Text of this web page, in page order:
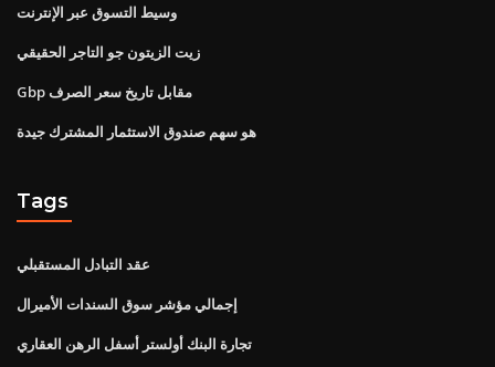
وسيط التسوق عبر الإنترنت
زيت الزيتون جو التاجر الحقيقي
Gbp مقابل تاريخ سعر الصرف
هو سهم صندوق الاستثمار المشترك جيدة
Tags
عقد التبادل المستقبلي
إجمالي مؤشر سوق السندات الأميرال
تجارة البنك أولستر أسفل الرهن العقاري